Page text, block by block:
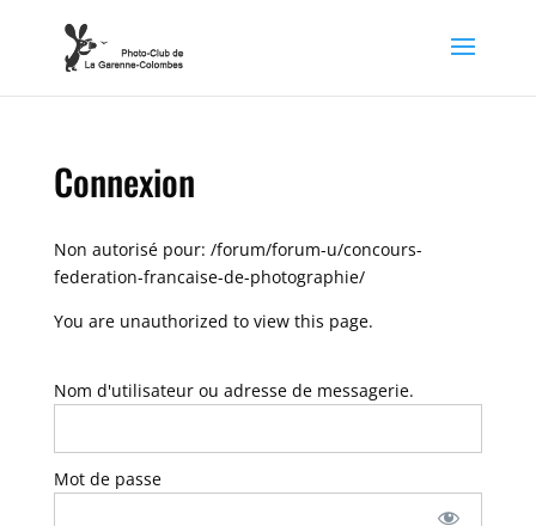
Connexion
Non autorisé pour: /forum/forum-u/concours-
federation-francaise-de-photographie/
You are unauthorized to view this page.
Nom d'utilisateur ou adresse de messagerie.
Mot de passe